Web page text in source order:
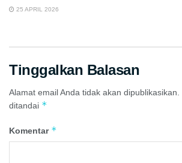
25 APRIL 2026
Tinggalkan Balasan
Alamat email Anda tidak akan dipublikasikan.
ditandai *
Komentar *